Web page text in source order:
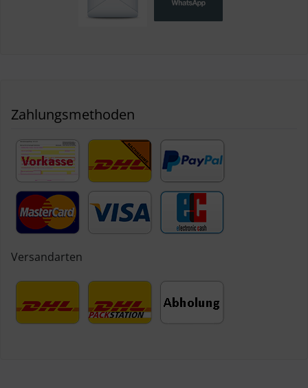
Zahlungsmethoden
Versandarten